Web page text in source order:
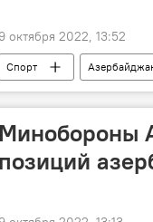
9 октября 2022, 13:52
Спорт
Матч
Лига Европы
Минобороны
позиций